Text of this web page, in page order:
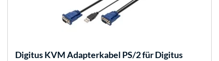
DigitusKVM Adapterkabel PS/2 für Digitus